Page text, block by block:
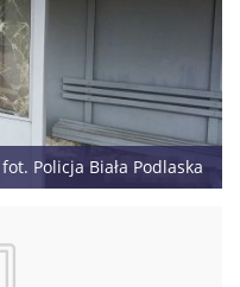
fot. Policja Biała Podlaska